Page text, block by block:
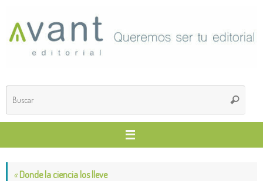
contenido
Buscar
«Donde la ciencia los lleve